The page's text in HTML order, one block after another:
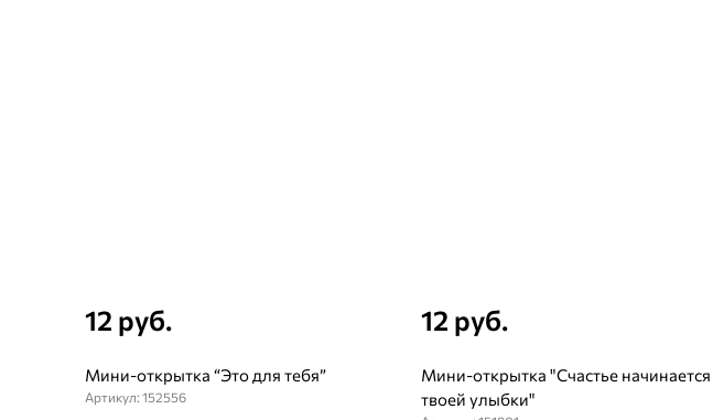
12 руб.
Мини-открытка “Это для тебя”
Артикул: 152556
12 руб.
Мини-открытка "Счастье начинается
твоей улыбки"